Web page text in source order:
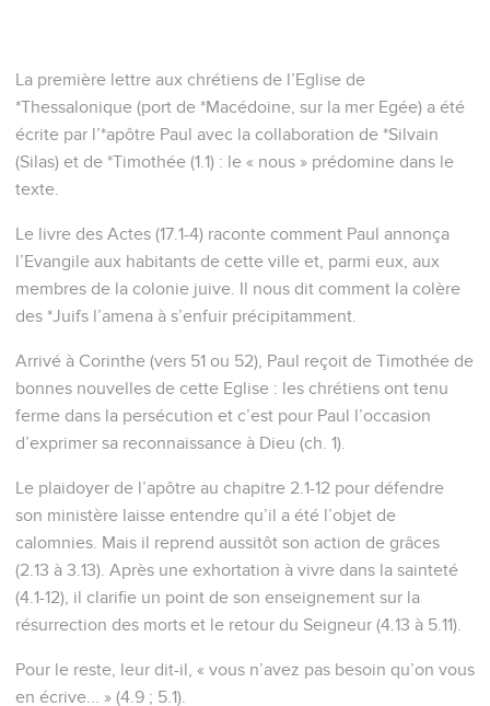
La première lettre aux chrétiens de l’Eglise de
*Thessalonique (port de *Macédoine, sur la mer Egée) a été
écrite par l’*apôtre Paul avec la collaboration de *Silvain
(Silas) et de *Timothée (1.1) : le « nous » prédomine dans le
texte.
Le livre des Actes (17.1-4) raconte comment Paul annonça
l’Evangile aux habitants de cette ville et, parmi eux, aux
membres de la colonie juive. Il nous dit comment la colère
des *Juifs l’amena à s’enfuir précipitamment.
Arrivé à Corinthe (vers 51 ou 52), Paul reçoit de Timothée de
bonnes nouvelles de cette Eglise : les chrétiens ont tenu
ferme dans la persécution et c’est pour Paul l’occasion
d’exprimer sa reconnaissance à Dieu (ch. 1).
Le plaidoyer de l’apôtre au chapitre 2.1-12 pour défendre
son ministère laisse entendre qu’il a été l’objet de
calomnies. Mais il reprend aussitôt son action de grâces
(2.13 à 3.13). Après une exhortation à vivre dans la sainteté
(4.1-12), il clarifie un point de son enseignement sur la
résurrection des morts et le retour du Seigneur (4.13 à 5.11).
Pour le reste, leur dit-il, « vous n’avez pas besoin qu’on vous
en écrive... » (4.9 ; 5.1).